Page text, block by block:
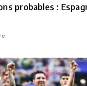
probables :